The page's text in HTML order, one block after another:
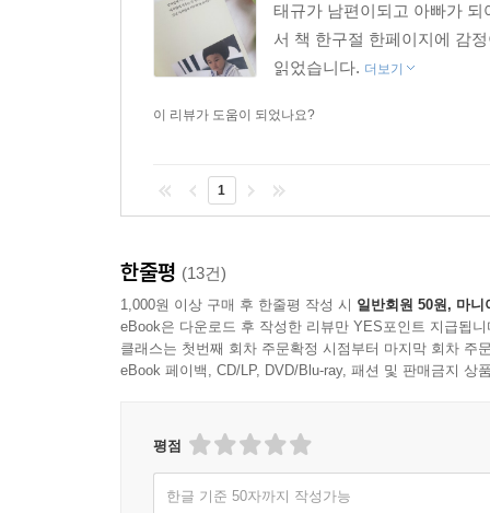
태규가 남편이되고 아빠가
서 책 한구절 한페이지에 감
읽었습니다. 더보기
이 리뷰가 도움이 되었나요?
1
한줄평 (13건)
1,000원 이상 구매 후 한줄평 작성 시 일반회원 50원, 마니
eBook은 다운로드 후 작성한 리뷰만 YES포인트 지급됩니
클래스는 첫번째 회차 주문확정 시점부터 마지막 회차 주
eBook 페이백, CD/LP, DVD/Blu-ray, 패션 및 판매금지 상
평점
한글 기준 50자까지 작성가능